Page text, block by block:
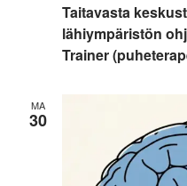
Taitavasta
lähiympäristön
Trainer
MA
30